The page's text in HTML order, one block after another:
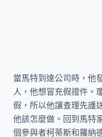
當馬特到達公司時，他
人，他想冒充假證件。
假，所以他讓查理先護
他該怎麼做。回到馬特
個參與者柯蒂斯和羅納